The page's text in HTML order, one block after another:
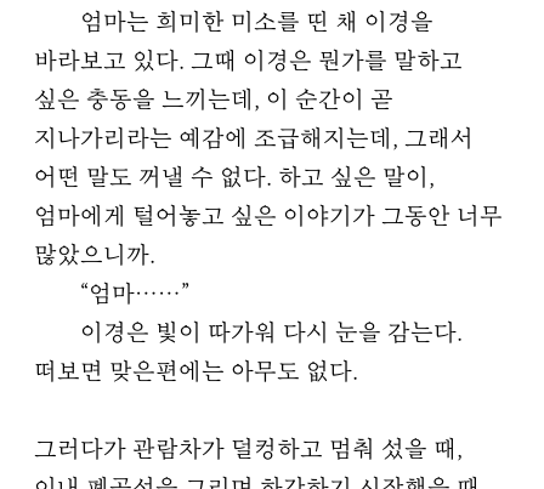
엄마는 희미한 미소를 띤 채 이경을
바라보고 있다. 그때 이경은 뭔가를 말하고
싶은 충동을 느끼는데, 이 순간이 곧
지나가리라는 예감에 조급해지는데, 그래서
어떤 말도 꺼낼 수 없다. 하고 싶은 말이,
엄마에게 털어놓고 싶은 이야기가 그동안 너무
많았으니까.
“엄마……”
이경은 빛이 따가워 다시 눈을 감는다.
떠보면 맞은편에는 아무도 없다.
그러다가 관람차가 덜컹하고 멈춰 섰을 때,